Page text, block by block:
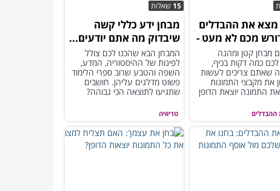
את ההבדלים
מכם לא מעט -
לעמוד בו?
מבחן קטן ומהנה
כמה דקות בכיף,
שאתם צריכים לעשות
את מקבצי התמונות
התמונה יוצאת הדופן
טריוויה
15 שאלות
מבחן ידע כללי קשה
שיבדוק מה אתם יודעים...
המבחן הבא שהכנו לכם צולל
לפינות של ההיסטוריה, המדע,
השפה והטבע שרוב ספרי הלימוד
פשוט מדלגים עליהן. חושבים
שתגיעו לתוצאה הכי גבוהה?